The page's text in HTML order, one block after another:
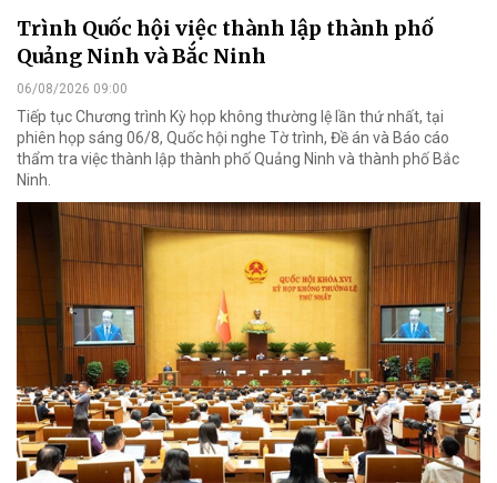
Trình Quốc hội việc thành lập thành phố
Quảng Ninh và Bắc Ninh
06/08/2026 09:00
Tiếp tục Chương trình Kỳ họp không thường lệ lần thứ nhất, tại
phiên họp sáng 06/8, Quốc hội nghe Tờ trình, Đề án và Báo cáo
thẩm tra việc thành lập thành phố Quảng Ninh và thành phố Bắc
Ninh.